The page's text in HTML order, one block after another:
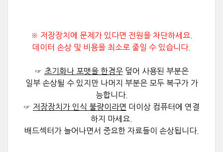
※ 저장장치에 문제가 있다면 전원을 차단하세요.
데이터 손상 및 비용을 최소로 줄일 수 있습니다.
☞ 초기화나 포맷을 한경우덮어 사용된 부분은
일부 손상될 수 있지만 나머지 부분은 모두 복구가 가
능합니다.
☞ 저장장치가 인식 불량이라면 더이상 컴퓨터에 연결
하지 마세요.
배드섹터가 늘어나면서 중요한 자료들이 손상됩니다.